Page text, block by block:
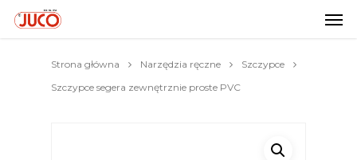
Strona główna Narzędzia ręczne
Szczypce
Szczypce segera zewnętrznie proste PVC